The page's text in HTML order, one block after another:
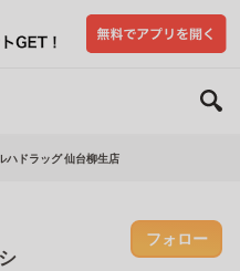
ハドラッグ 仙台柳生店
フォロー